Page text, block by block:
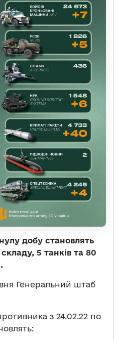
добу становлять
5 танків та 80
Генеральний штаб
з 24.02.22 по